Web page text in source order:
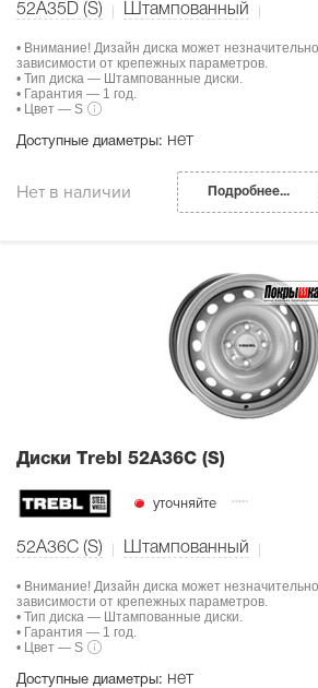
52A35D (S) Штампованный
• Внимание! Дизайн диска может
зависимости от крепежных параметров.
• Тип диска — Штампованные диски.
• Гарантия — 1 год.
• Цвет — S
Доступные диаметры: нет
Нет в наличии Подробнее...
Диски Тrebl 52A36C (S)
уточняйте
52A36C (S) Штампованный
• Внимание! Дизайн диска может
зависимости от крепежных параметров.
• Тип диска — Штампованные диски.
• Гарантия — 1 год.
• Цвет — S
Доступные диаметры: нет